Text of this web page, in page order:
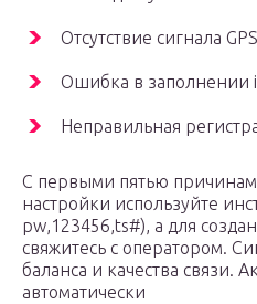
Отсутствие сигнала GPS
Ошибка в заполнении
Неправильная
С первыми пятью
настройки используйте
pw,123456,ts#), а для
свяжитесь с оператором.
баланса и качества связи.
автоматически